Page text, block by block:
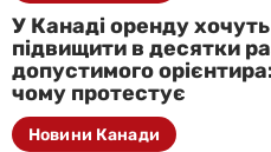
У Канаді оренду хочуть
підвищити в десятки
допустимого орієнтира:
чому протестує
Новини Канади